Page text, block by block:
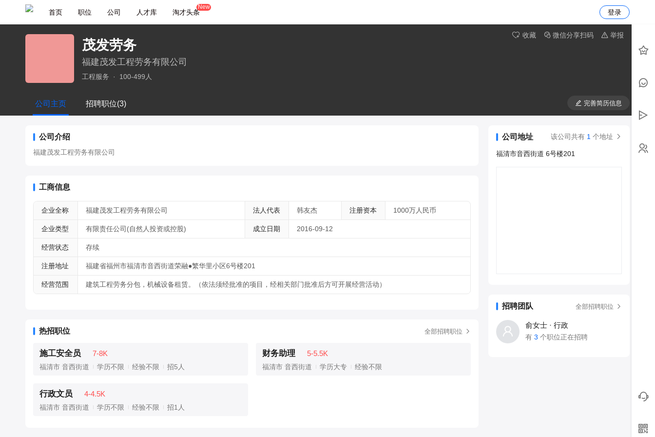
首页 职位 公司 人才库 淘才头条
New
登录
茂发劳务
福建茂发工程劳务有限公司
工程服务 · 100-499人
收藏 微信分享扫码 举报
公司主页 招聘职位(3) 完善简历信息
公司介绍
福建茂发工程劳务有限公司
工商信息
企业全称 福建茂发工程劳务有限公司 法人代表 韩友杰 注册资本 1000万人民币
企业类型 有限责任公司(自然人投资或控股) 成立日期 2016-09-12
经营状态 存续
注册地址 福建省福州市福清市音西街道荣融●繁华里小区6号楼201
经营范围 建筑工程劳务分包，机械设备租赁。（依法须经批准的项目，经相关部门批准后方可开展经营活动）
热招职位 全部招聘职位
施工安全员 7-8K
福清市 音西街道 学历不限 经验不限 招5人
财务助理 5-5.5K
福清市 音西街道 学历大专 经验不限
行政文员 4-4.5K
福清市 音西街道 学历不限 经验不限 招1人
公司地址 该公司共有 1 个地址
福清市音西街道 6号楼201
招聘团队 全部招聘职位
俞女士 · 行政
有 3 个职位正在招聘